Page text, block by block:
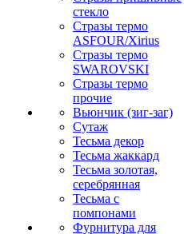
стекло
Стразы термо
ASFOUR/Xirius
Стразы термо
SWAROVSKI
Стразы термо
прочие
Вьюнчик (зиг-заг)
Сутаж
Тесьма декор
Тесьма жаккард
Тесьма золотая,
серебрянная
Тесьма с
помпонами
Фурнитура для